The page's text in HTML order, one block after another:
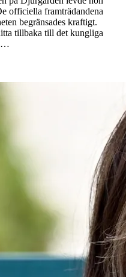
officiella framträdandena
begränsades kraftigt.
tillbaka till det kungliga